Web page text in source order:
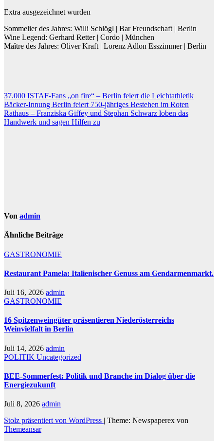
Extra ausgezeichnet wurden
Sommelier des Jahres: Willi Schlögl | Bar Freundschaft | Berlin
Wine Legend: Gerhard Retter | Cordo | München
Maître des Jahres: Oliver Kraft | Lorenz Adlon Esszimmer | Berlin
Beitragsnavigation
37.000 ISTAF-Fans „on fire“ – Berlin feiert die Leichtathletik
Bäcker-Innung Berlin feiert 750-jähriges Bestehen im Roten
Rathaus – Franziska Giffey und Stephan Schwarz loben das
Handwerk und sagen Hilfen zu
Von admin
Ähnliche Beiträge
GASTRONOMIE
Restaurant Pamela: Italienischer Genuss am Gendarmenmarkt.
Juli 16, 2026 admin
GASTRONOMIE
16 Spitzenweingüter präsentieren Niederösterreichs
Weinvielfalt in Berlin
Juli 14, 2026 admin
POLITIK Uncategorized
BEE-Sommerfest: Politik und Branche im Dialog über die
Energiezukunft
Juli 8, 2026 admin
Stolz präsentiert von WordPress | Theme: Newspaperex von
Themeansar